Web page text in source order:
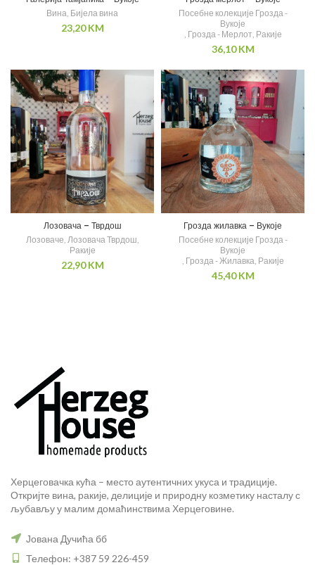
Вина Бијела вина
23,20KM
Посебне колекције Грозда -
Вукоје
Грозда - Мерлот Ракије
36,10KM
Лозовача – Тврдош
Лозоваче Лозовача Тврдош
Ракије
22,90KM
Грозда жилавка – Вукоје
Посебне колекције Грозда -
Вукоје
Грозда - Жилавка Ракије
45,40KM
Херцеговачка кућа – место аутентичних укуса и традиције.
Откријте вина, ракије, делиције и природну козметику насталу с
љубављу у малим домаћинствима Херцеговине.
Јована Дучића бб
Телефон: +387 59 226-459